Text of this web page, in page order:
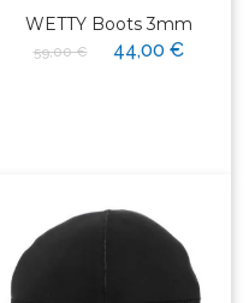
WETTY Boots 3mm
59,00 € 44,00 €